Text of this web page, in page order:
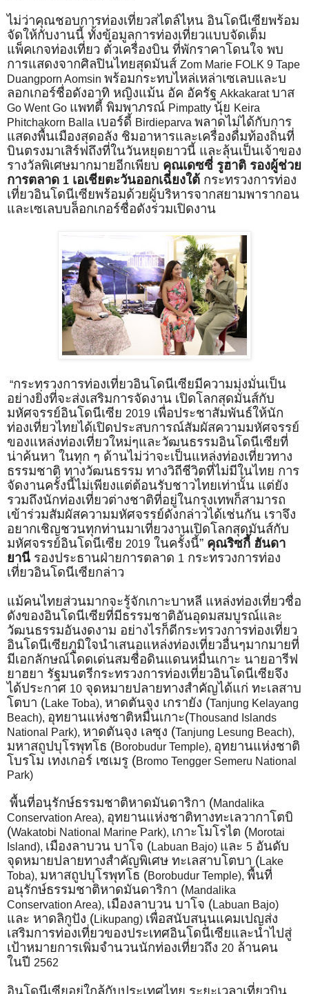
ไม่ว่าคุณชอบการท่องเที่ยวสไตล์ไหน อินโดนีเซียพร้อม
จัดให้กับงานนี้ ทั้งข้อมูลการท่องเที่ยวแบบจัดเต็ม
แพ็คเกจท่องเที่ยว ตั๋วเครื่องบิน ที่พักราคาโดนใจ พบ
การแสดงจากศิลปินไทยสุดมันส์ Zom Marie FOLK 9 Tape
Duangporn Aomsin พร้อมกระทบไหล่เหล่าเซเลบและบ
ลอกเกอร์ชื่อดังอาทิ หญิงแม้น อัค อัครัฐ Akkakaratบาส
Go Went Go แพทตี้ พิมพาภรณ์ Pimpatty นุ้ย Keira
Phitchakorn Balla เบอร์ดี้ Birdieparva พลาดไม่ได้กับการ
แสดงพื้นเมืองสุดอลัง ชิมอาหารและเครื่องดื่มท้องถิ่นที่
บินตรงมาเสิร์ฟถึงที่ในวันหยุดยาวนี้ และลุ้นเป็นเจ้าของ
รางวัลพิเศษมากมายอีกเพียบ คุณเดซซี่ รูฮาติ รองผู้ช่วย
การตลาด 1 เอเชียตะวันออกเฉียงใต้ กระทรวงการท่อง
เที่ยวอินโดนีเซียพร้อมด้วยผู้บริหารจากสยามพารากอน
และเซเลบบล็อกเกอร์ชื่อดังร่วมเปิดงาน
“กระทรวงการท่องเที่ยวอินโดนีเซียมีความมุ่งมั่นเป็น
อย่างยิ่งที่จะส่งเสริมการจัดงาน เปิดโลกสุดมันส์กับ
มหัศจรรย์อินโดนีเซีย 2019 เพื่อประชาสัมพันธ์ให้นัก
ท่องเที่ยวไทยได้เปิดประสบการณ์สัมผัสความมหัศจรรย์
ของแหล่งท่องเที่ยวใหม่ๆและวัฒนธรรมอินโดนีเซียที่
น่าค้นหา ในทุก ๆ ด้านไม่ว่าจะเป็นแหล่งท่องเที่ยวทาง
ธรรมชาติ ทางวัฒนธรรม ทางวิถีชีวิตที่ไม่มีในไทย การ
จัดงานครั้งนี้ไม่เพียงแต่ต้อนรับชาวไทยเท่านั้น แต่ยัง
รวมถึงนักท่องเที่ยวต่างชาติที่อยู่ในกรุงเทพก็สามารถ
เข้าร่วมสัมผัสความมหัศจรรย์ดังกล่าวได้เช่นกัน เราจึง
อยากเชิญชวนทุกท่านมาเที่ยวงานเปิดโลกสุดมันส์กับ
มหัศจรรย์อินโดนีเซีย 2019 ในครั้งนี้” คุณริซกี้ ฮันดา
ยานี รองประธานฝ่ายการตลาด 1 กระทรวงการท่อง
เที่ยวอินโดนีเซียกล่าว
แม้คนไทยส่วนมากจะรู้จักเกาะบาหลี แหล่งท่องเที่ยวชื่อ
ดังของอินโดนีเซียที่มีธรรมชาติอันอุดมสมบูรณ์และ
วัฒนธรรมอันงดงาม อย่างไรก็ดีกระทรวงการท่องเที่ยว
อินโดนีเซียภูมิใจนำเสนอแหล่งท่องเที่ยวอื่นๆมากมายที่
มีเอกลักษณ์โดดเด่นสมชื่อดินแดนหมื่นเกาะ นายอารีฟ
ยาฮยา รัฐมนตรีกระทรวงการท่องเที่ยวอินโดนีเซียจึง
ได้ประกาศ 10 จุดหมายปลายทางสำคัญได้แก่ ทะเลสาบ
โตบา (Lake Toba), หาดตันจุง เกรายัง (Tanjung Kelayang
Beach), อุทยานแห่งชาติหมื่นเกาะ(Thousand Islands
National Park), หาดตันจุง เลซุง (Tanjung Lesung Beach),
มหาสถูปบุโรพุทโธ (Borobudur Temple), อุทยานแห่งชาติ
โบรโม เทงเกอร์ เซเมรู (Bromo Tengger Semeru National
Park)
พื้นที่อนุรักษ์ธรรมชาติหาดมันดาริกา (Mandalika
Conservation Area), อุทยานแห่งชาติทางทะเลวากาโตบิ
(Wakatobi National Marine Park), เกาะโมโรไต (Morotai
Island), เมืองลาบวน บาโจ (Labuan Bajo) และ 5 อันดับ
จุดหมายปลายทางสำคัญพิเศษ ทะเลสาบโตบา (Lake
Toba), มหาสถูปบุโรพุทโธ (Borobudur Temple), พื้นที่
อนุรักษ์ธรรมชาติหาดมันดาริกา (Mandalika
Conservation Area), เมืองลาบวน บาโจ (Labuan Bajo)
และ หาดลิกูปัง (Likupang) เพื่อสนับสนุนแคมเปญส่ง
เสริมการท่องเที่ยวของประเทศอินโดนีเซียและนำไปสู่
เป้าหมายการเพิ่มจำนวนนักท่องเที่ยวถึง 20 ล้านคน
ในปี 2562
อินโดนีเซียอยู่ใกล้กับประเทศไทย ระยะเวลาเที่ยวบิน